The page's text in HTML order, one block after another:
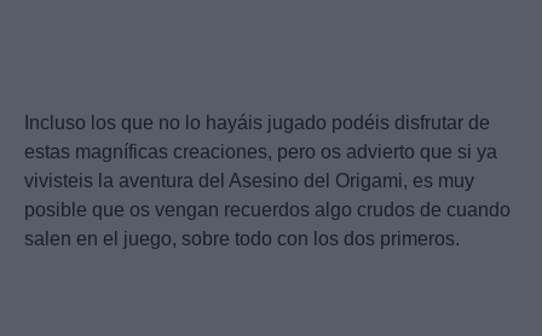
Incluso los que no lo hayáis jugado podéis disfrutar de
estas magníficas creaciones, pero os advierto que si ya
vivisteis la aventura del Asesino del Origami, es muy
posible que os vengan recuerdos algo crudos de cuando
salen en el juego, sobre todo con los dos primeros.